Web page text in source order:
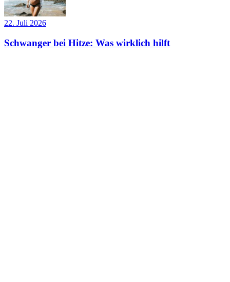
22. Juli 2026
Schwanger bei Hitze: Was wirklich hilft